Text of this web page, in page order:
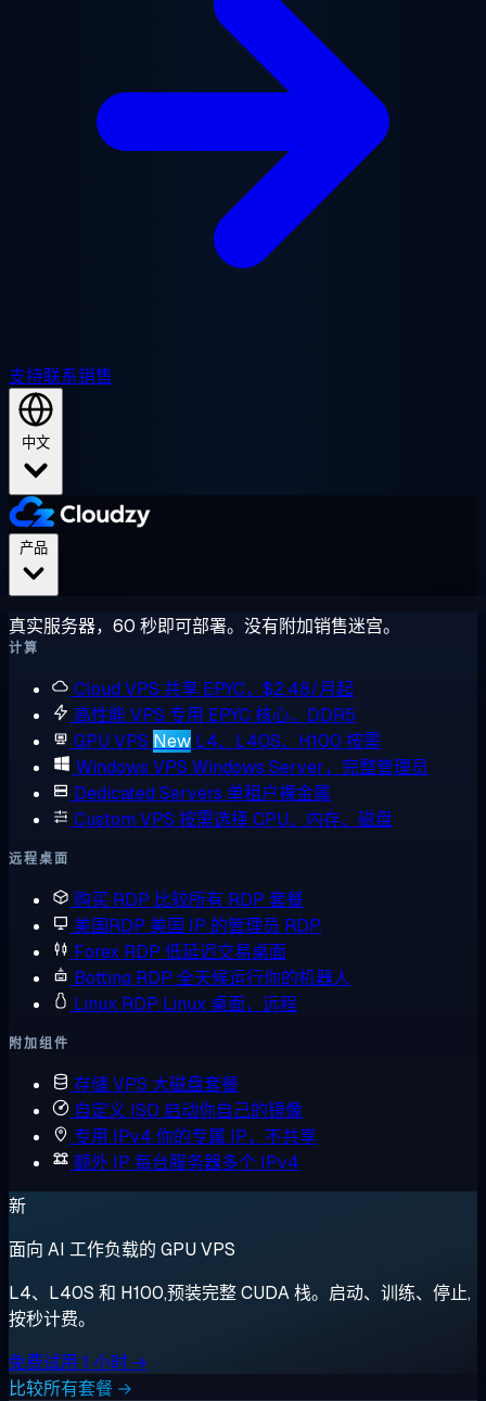
支持联系销售
中文
真实服务器，60 秒即可部署。没有附加销售迷宫。
计算
Cloud VPS 共享 EPYC，$2.48/月起
高性能 VPS 专用 EPYC 核心，DDR5
GPU VPS New L4、L40S、H100 按需
Windows VPS Windows Server，完整管理员
Dedicated Servers 单租户裸金属
Custom VPS 按需选择 CPU、内存、磁盘
远程桌面
购买 RDP 比较所有 RDP 套餐
美国RDP 美国 IP 的管理员 RDP
Forex RDP 低延迟交易桌面
Botting RDP 全天候运行你的机器人
Linux RDP Linux 桌面，远程
附加组件
存储 VPS 大磁盘套餐
自定义 ISO 启动你自己的镜像
专用 IPv4 你的专属 IP，不共享
额外 IP 每台服务器多个 IPv4
新
面向 AI 工作负载的 GPU VPS
L4、L40S 和 H100,预装完整 CUDA 栈。启动、训练、停止,
按秒计费。
免费试用 1 小时 →
比较所有套餐 →